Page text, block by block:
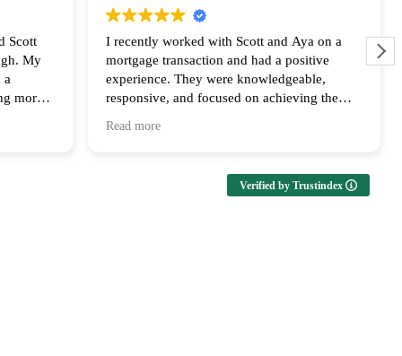
Scott
My
a
more
I recently worked with Scott and Aya on a
mortgage transaction and had a positive
experience. They were knowledgeable,
responsive, and focused on achieving the
to collaborating with them again!
Read more
Verified by Trustindex